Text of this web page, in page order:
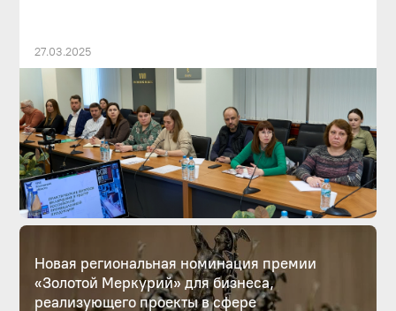
27.03.2025
Новая региональная номинация премии
«Золотой Меркурий» для бизнеса,
реализующего проекты в сфере